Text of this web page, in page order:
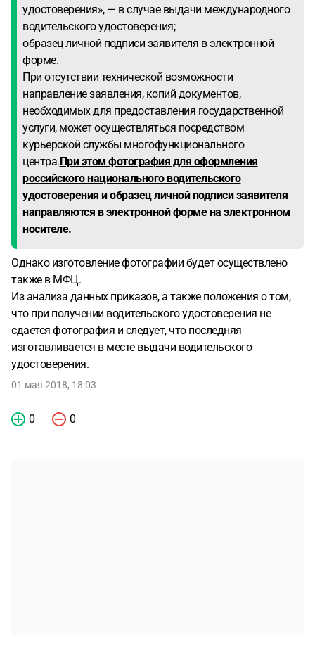
удостоверения», — в случае выдачи международного
водительского удостоверения;
образец личной подписи заявителя в электронной
форме.
При отсутствии технической возможности
направление заявления, копий документов,
необходимых для предоставления государственной
услуги, может осуществляться посредством
курьерской службы многофункционального
центра.При этом фотография для оформления
российского национального водительского
удостоверения и образец личной подписи заявителя
направляются в электронной форме на электронном
носителе.
Однако изготовление фотографии будет осуществлено
также в МФЦ.
Из анализа данных приказов, а также положения о том,
что при получении водительского удостоверения не
сдается фотография и следует, что последняя
изготавливается в месте выдачи водительского
удостоверения.
01 мая 2018, 18:03
0 0